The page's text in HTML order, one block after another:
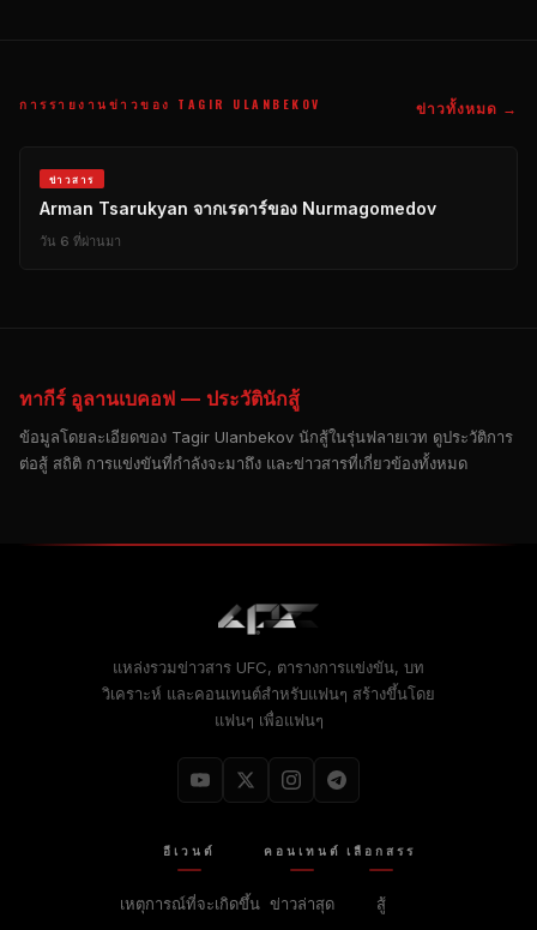
การรายงานข่าวของ TAGIR ULANBEKOV ข่าวทั้งหมด →
ข่าวสาร
Arman Tsarukyan จากเรดาร์ของ Nurmagomedov
วัน 6 ที่ผ่านมา
ทากีร์ อูลานเบคอฟ — ประวัตินักสู้
ข้อมูลโดยละเอียดของ Tagir Ulanbekov นักสู้ในรุ่นฟลายเวท ดูประวัติการ
ต่อสู้ สถิติ การแข่งขันที่กำลังจะมาถึง และข่าวสารที่เกี่ยวข้องทั้งหมด
แหล่งรวมข่าวสาร UFC, ตารางการแข่งขัน, บท
วิเคราะห์ และคอนเทนต์สำหรับแฟนๆ สร้างขึ้นโดย
แฟนๆ เพื่อแฟนๆ
อีเวนต์
เหตุการณ์ที่จะเกิดขึ้น
คอนเทนต์
ข่าวล่าสุด
เลือกสรร
สู้